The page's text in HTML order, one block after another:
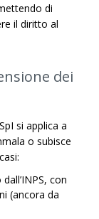
di
il diritto al
dei
si applica a
o subisce
con
(ancora da